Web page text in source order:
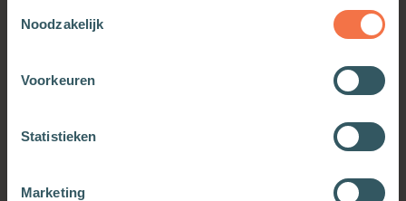
Noodzakelijk
Voorkeuren
Statistieken
Marketing
Een huis om in te wonen Van huis uit protestant
Meer informatie